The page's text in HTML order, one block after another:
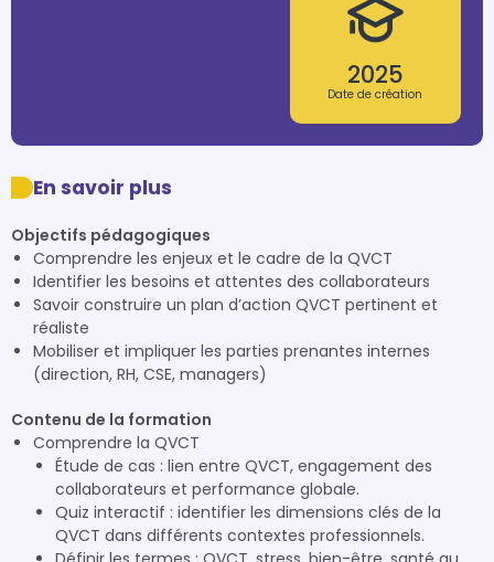
2025
Date de création
En savoir plus
Objectifs pédagogiques
Comprendre les enjeux et le cadre de la QVCT
Identifier les besoins et attentes des collaborateurs
Savoir construire un plan d’action QVCT pertinent et
réaliste
Mobiliser et impliquer les parties prenantes internes
(direction, RH, CSE, managers)
Contenu de la formation
Comprendre la QVCT
Étude de cas : lien entre QVCT, engagement des
collaborateurs et performance globale.
Quiz interactif : identifier les dimensions clés de la
QVCT dans différents contextes professionnels.